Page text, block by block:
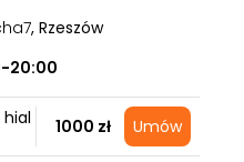
, Rzeszów
20:00
1000 zł Umów